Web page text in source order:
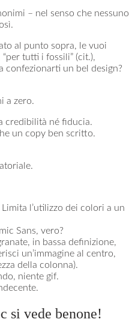
– nel senso che nessuno
al punto sopra, le vuoi
tutti i fossili” (cit.),
confezionarti un bel design?
a zero.
credibilità né fiducia.
un copy ben scritto.
Limita l’utilizzo dei colori a un
Sans, vero?
in bassa definizione,
un’immagine al centro,
della colonna).
niente gif.
si vede benone!